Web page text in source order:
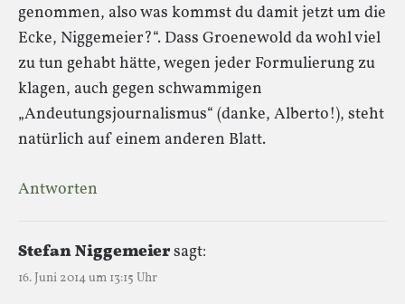
genommen, also was kommst du damit jetzt um die
Ecke, Niggemeier?“. Dass Groenewold da wohl viel
zu tun gehabt hätte, wegen jeder Formulierung zu
klagen, auch gegen schwammigen
„Andeutungsjournalismus“ (danke, Alberto!), steht
natürlich auf einem anderen Blatt.
Antworten
Stefan Niggemeiersagt:
16. Juni 2014 um 13:15 Uhr